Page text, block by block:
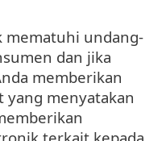
mematuhi undang-
dan jika
memberikan
menyatakan